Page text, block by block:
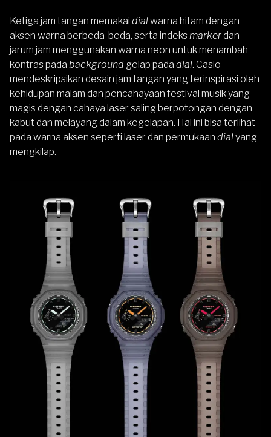
Ketiga jam tangan memakai dialwarna hitam dengan
aksen warna berbeda-beda, serta indeksmarkerdan
jarum jam menggunakan warna neon untuk menambah
kontras pada background gelap pada dial. Casio
mendeskripsikan desain jam tangan yang terinspirasi oleh
kehidupan malam dan pencahayaan festival musik yang
magis dengan cahaya laser saling berpotongan dengan
kabut dan melayang dalam kegelapan. Hal ini bisa terlihat
pada warna aksen seperti laser dan permukaan dialyang
mengkilap.